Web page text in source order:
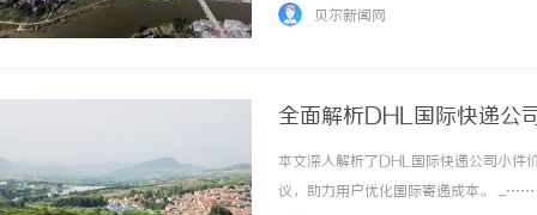
贝尔新闻网
全面解析DHL国际快递公
本文深入解析了DHL国际快递公司小件
议，助力用户优化国际寄递成本。 ...……